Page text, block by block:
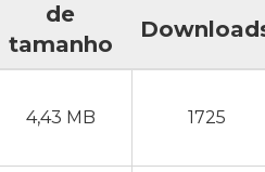
de
tamanho
4,43 MB 1725